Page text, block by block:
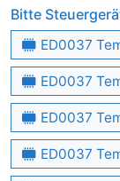
Bitte
ED0037
ED0037
ED0037
ED0037